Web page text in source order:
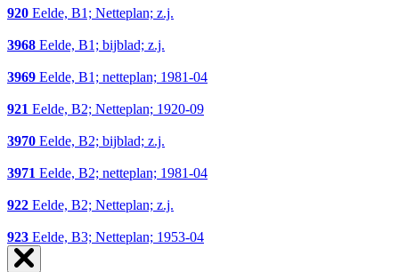
920 Eelde, B1; Netteplan; z.j.
3968 Eelde, B1; bijblad; z.j.
3969 Eelde, B1; netteplan; 1981-04
921 Eelde, B2; Netteplan; 1920-09
3970 Eelde, B2; bijblad; z.j.
3971 Eelde, B2; netteplan; 1981-04
922 Eelde, B2; Netteplan; z.j.
923 Eelde, B3; Netteplan; 1953-04